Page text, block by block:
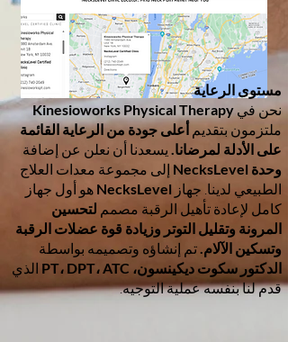
مستوى الرعاية
نحن فيKinesioworks Physical Therapy
ملتزمون بتقديم أعلى جودة من الرعاية القائمة
على الأدلة لمرضانا. يسعدنا أن نعلن عن إضافة
وحدة NecksLevel
إلى مجموعة معدات العلاج
الطبيعي لدينا. جهاز NecksLevel هو أول جهاز
كامل لإعادة تأهيل الرقبة مصمم لتحسين
المرونة وتقليل التوتر وزيادة قوة عضلات الرقبة
وتسكين الآلام.تم إنشاؤه وتصميمه بواسطة
الدكتور سكوت ديكينسون، PT، DPT، ATC
الذي
قدم لنا بنفسه عملية التوجيه.